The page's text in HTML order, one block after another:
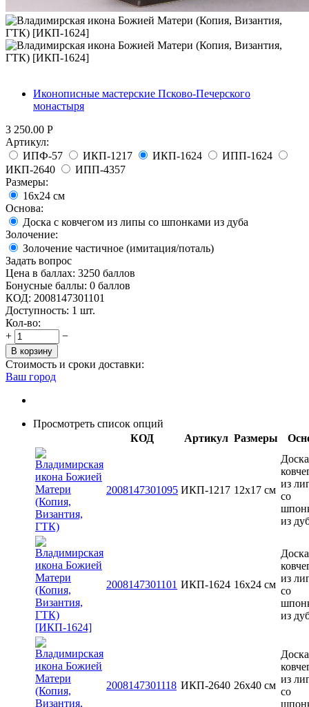
Иконописные мастерские Псково-Печерского
монастыря
3 250.00 Р
Артикул:
ИПФ-57
ИКП-1217 ИКП-1624
ИПП-1624
ИКП-2640
ИПП-4357
Размеры:
16x24 см
Основа:
Доска с ковчегом из липы со шпонками из дуба
Золочение:
Золочение частичное (имитация/поталь)
Задать вопрос
Цена в баллах: 3250 баллов
Бонусные баллы: 0 баллов
КОД: 2008147301101
Доступность: 1 шт.
Кол-во:
+
−
В корзину
Стоимость и сроки доставки:
Ваш город
Просмотреть список опций
КОД
Артикул Размеры
2008147301095 ИКП-1217 12х17 см
из
со
из
2008147301101 ИКП-1624 16x24 см
из
со
из
2008147301118 ИКП-2640 26x40 см
из
со